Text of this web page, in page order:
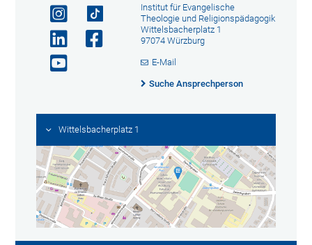
Institut für Evangelische
Theologie und Religionspädagogik
Wittelsbacherplatz 1
97074 Würzburg
E-Mail
Suche Ansprechperson
Wittelsbacherplatz 1